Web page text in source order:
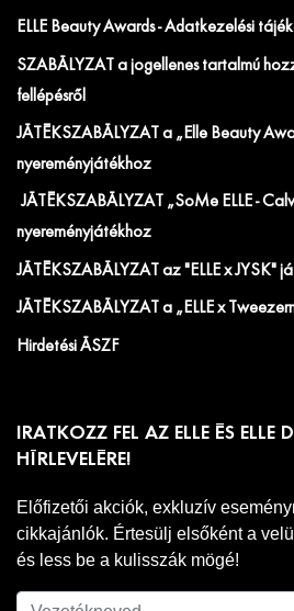
ELLE Beauty Awards - Adatkezelési
SZABÁLYZAT a jogellenes tartalmú
fellépésről
JÁTÉKSZABÁLYZAT a „Elle Beauty
nyereményjátékhoz
JÁTÉKSZABÁLYZAT „SoMe ELLE -
nyereményjátékhoz
JÁTÉKSZABÁLYZAT az "ELLE x JYSK"
JÁTÉKSZABÁLYZAT a „ELLE x
Hirdetési ÁSZF
IRATKOZZ FEL AZ ELLE ÉS ELLE
HÍRLEVELÉRE!
Előfizetői akciók, exkluzív
cikkajánlók. Értesülj elsőként a
és less be a kulisszák mögé!